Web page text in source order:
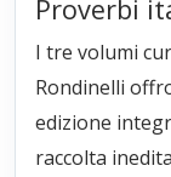
Proverbi
I tre volumi
Rondinelli
edizione
raccolta